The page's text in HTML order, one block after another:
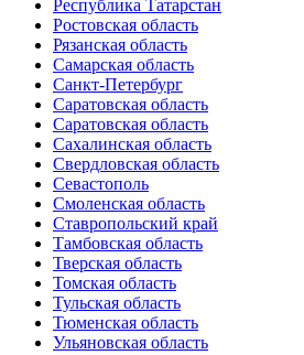
Республика Татарстан
Ростовская область
Рязанская область
Самарская область
Санкт-Петербург
Саратовская область
Саратовская область
Сахалинская область
Свердловская область
Севастополь
Смоленская область
Ставропольский край
Тамбовская область
Тверская область
Томская область
Тульская область
Тюменская область
Ульяновская область